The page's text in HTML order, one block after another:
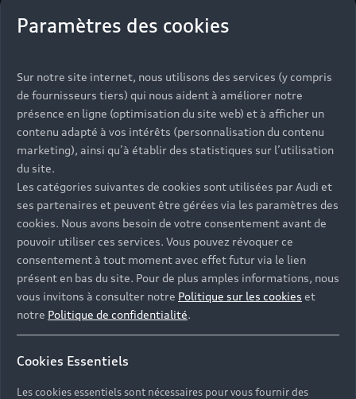
Paramètres des cookies
Sur notre site internet, nous utilisons des services (y compris
de fournisseurs tiers) qui nous aident à améliorer notre
présence en ligne (optimisation du site web) et à afficher un
contenu adapté à vos intérêts (personnalisation du contenu
marketing), ainsi qu’à établir des statistiques sur l’utilisation
du site.
Les catégories suivantes de cookies sont utilisées par Audi et
ses partenaires et peuvent être gérées via les paramètres des
cookies. Nous avons besoin de votre consentement avant de
pouvoir utiliser ces services. Vous pouvez révoquer ce
consentement à tout moment avec effet futur via le lien
présent en bas du site. Pour de plus amples informations, nous
vous invitons à consulter notre Politique sur les cookies et
notre Politique de confidentialité.
Cookies Essentiels
Les cookies essentiels sont nécessaires pour vous fournir des